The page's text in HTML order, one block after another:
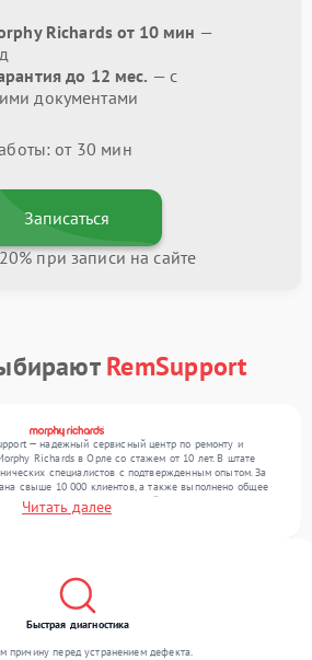
Richards от 10 мин —
до 12 мес. — с
документами
от 30 мин
Записаться
при записи на сайте
RemSupport
— надежный сервисный центр по ремонту и
Richards в Орле со стажем от 10 лет. В штате
специалистов с подтвержденным опытом. За
свыше 10 000 клиентов, а также выполнено общее
000. Ежемесячно в сервисный центр поступает более
Мы работаем с широким спектром неисправностей и
Читать далее
Быстрая диагностика
причину перед устранением дефекта.